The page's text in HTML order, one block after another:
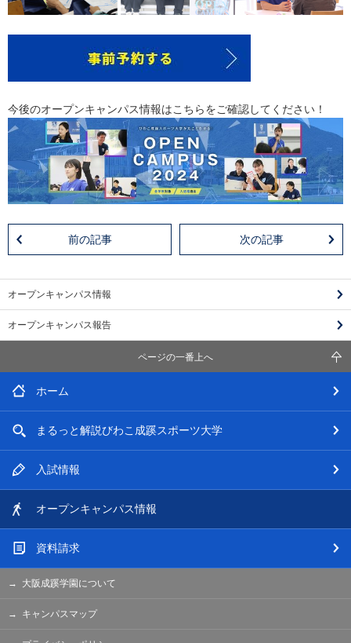
今後のオープンキャンパス情報はこちらをご確認してください！
前の記事 次の記事
オープンキャンパス情報
オープンキャンパス報告
ページの一番上へ
ホーム
まるっと解説びわこ成蹊スポーツ大学
入試情報
オープンキャンパス情報
資料請求
大阪成蹊学園について
キャンパスマップ